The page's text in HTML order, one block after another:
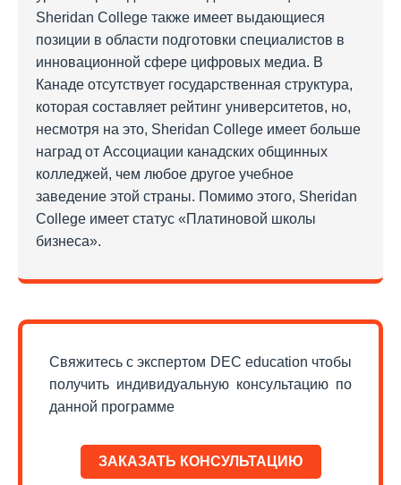
Sheridan College также имеет выдающиеся
позиции в области подготовки специалистов в
инновационной сфере цифровых медиа. В
Канаде отсутствует государственная структура,
которая составляет рейтинг университетов, но,
несмотря на это, Sheridan College имеет больше
наград от Ассоциации канадских общинных
колледжей, чем любое другое учебное
заведение этой страны. Помимо этого, Sheridan
College имеет статус «Платиновой школы
бизнеса».
Свяжитесь с экспертом DEC education чтобы
получить индивидуальную консультацию по
данной программе
ЗАКАЗАТЬ КОНСУЛЬТАЦИЮ